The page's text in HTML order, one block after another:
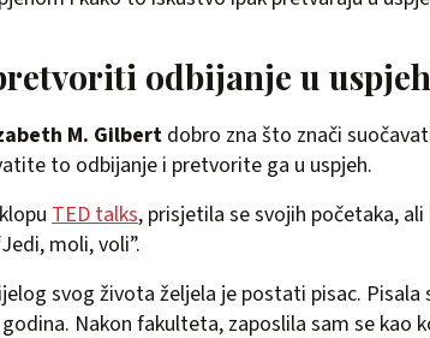
odbijanje u
M. Gilbert dobro zna što znači
to odbijanje i pretvorite ga u uspjeh.
TED talks, prisjetila se svojih početaka,
moli, voli”.
svog života željela je postati pisac.
Nakon fakulteta, zaposlila sam se kao